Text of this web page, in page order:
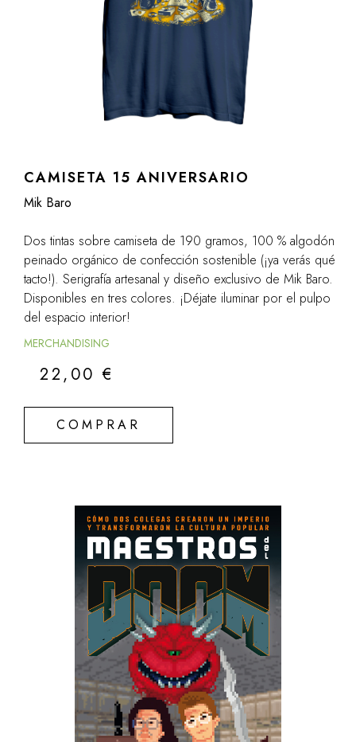
CAMISETA 15 ANIVERSARIO
Mik Baro
Dos tintas sobre camiseta de 190 gramos, 100 % algodón
peinado orgánico de confección sostenible (¡ya verás qué
tacto!). Serigrafía artesanal y diseño exclusivo de Mik Baro.
Disponibles en tres colores. ¡Déjate iluminar por el pulpo
del espacio interior!
MERCHANDISING
22,00€
COMPRAR